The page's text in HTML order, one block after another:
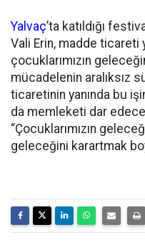
Yalvaç’ta katıldığı
Vali Erin, madde
çocuklarımızın
mücadelenin aralıksız
ticaretinin yanında bu
da memleketi dar
“Çocuklarımızın
geleceğini karartmak